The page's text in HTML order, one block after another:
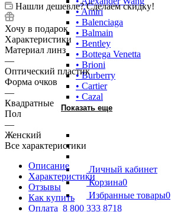
• Amiri
• Balenciaga
• Balmain
• Bentley
• Bottega Venetta
• Brioni
• Burberry
• Cartier
• Cazal
Показать еще
Личный кабинет
Корзина0
Избранные товары0
8 800 333 8718
Нашли дешевле? Сделаем скидку!
Хочу в подарок
Характеристики
Материал линз
—
Оптический пластик
Форма очков
—
Квадратные
Пол
—
Женский
Все характеристики
Описание
Характеристики
Отзывы
Как купить
Оплата